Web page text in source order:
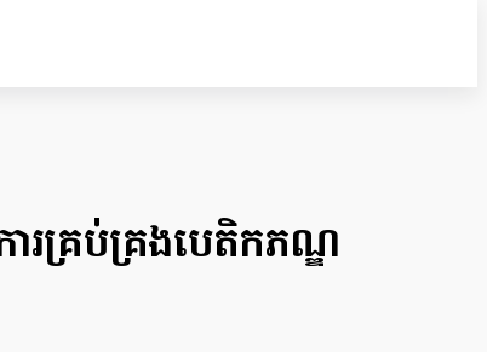
រគ្រប់គ្រងបេតិកភណ្ឌ